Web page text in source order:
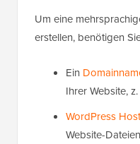
Um eine
erstellen, benötigen
Ein
Ihrer Website,
WordPress
Website-